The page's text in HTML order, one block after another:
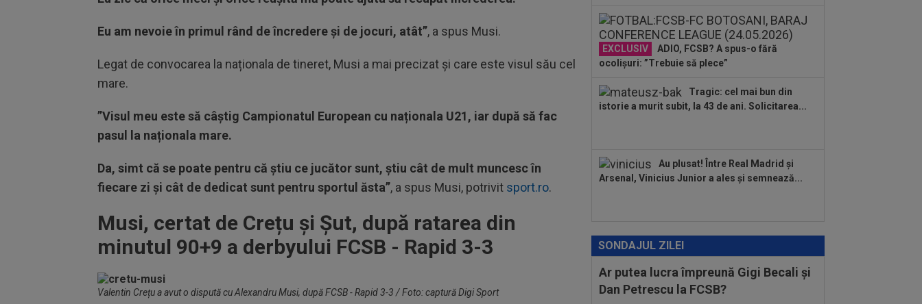
Eu am nevoie în primul rând de încredere și de jocuri, atât”, a spus Musi.
Legat de convocarea la naționala de tineret, Musi a mai precizat și care este visul său cel
mare.
”Visul meu este să câștig Campionatul European cu naționala U21, iar după să fac
pasul la naționala mare.
Da, simt că se poate pentru că știu ce jucător sunt, știu cât de mult muncesc în
fiecare zi și cât de dedicat sunt pentru sportul ăsta”, a spus Musi, potrivit sport.ro.
Musi, certat de Crețu și Șut, după ratarea din
minutul 90+9 a derbyului FCSB - Rapid 3-3
Valentin Crețu a avut o dispută cu Alexandru Musi, după FCSB - Rapid 3-3 / Foto: captură Digi Sport
EXCLUSIV
ADIO, FCSB? A spus-o fără
ocolișuri: ”Trebuie să plece”
Tragic: cel mai bun din
istorie a murit subit, la 43 de ani. Solicitarea...
Au plusat! Între Real Madrid și
Arsenal, Vinicius Junior a ales și semnează...
SONDAJUL ZILEI
Ar putea lucra împreună Gigi Becali și
Dan Petrescu la FCSB?